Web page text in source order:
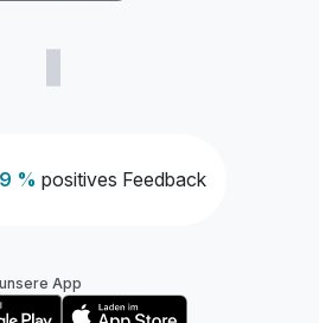
% positives Feedback
App